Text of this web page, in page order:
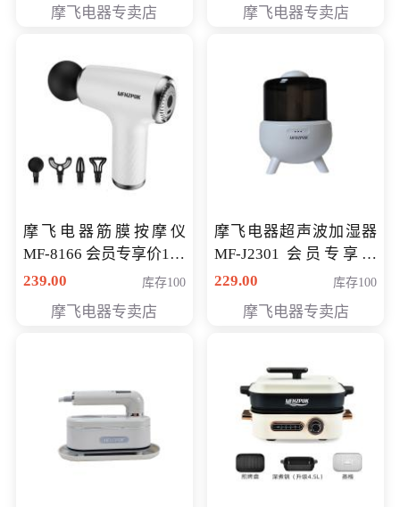
摩飞电器专卖店 摩飞电器专卖店
摩飞电器筋膜按摩仪
MF-8166 会员专享价168
元
239.00 库存100
摩飞电器专卖店
摩飞电器超声波加湿器
MF-J2301 会员专享价
168元
229.00 库存100
摩飞电器专卖店